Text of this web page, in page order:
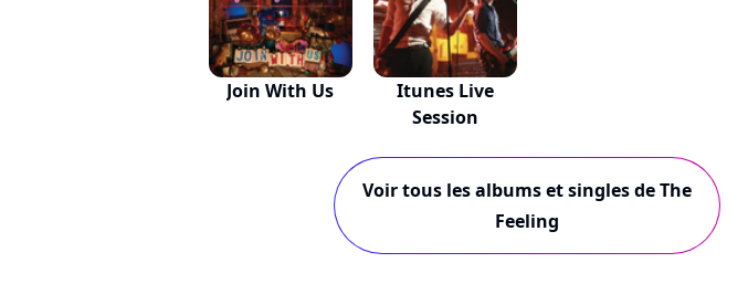
Join With Us
Itunes Live
Session
Voir tous les albums et singles de The
Feeling